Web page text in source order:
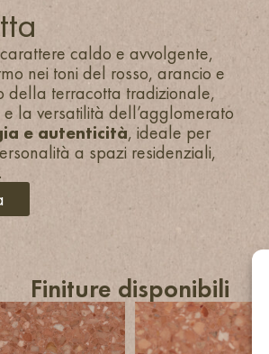
caldo e avvolgente,
nei toni del rosso, arancio e
della terracotta tradizionale,
la versatilità dell’agglomerato
e autenticità, ideale per
a spazi residenziali,
Finiture disponibili